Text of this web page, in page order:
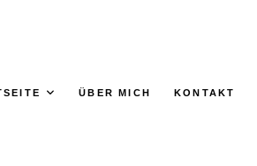
ÜBER MICH KONTAKT